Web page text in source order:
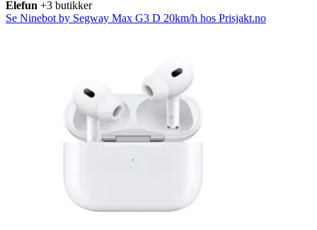
Elefun +3 butikker
Se Ninebot by Segway Max G3 D 20km/h hos Prisjakt.no